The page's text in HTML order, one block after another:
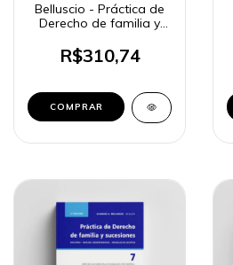
Belluscio - Práctica de
Derecho de familia y
R$310,74
COMPRAR